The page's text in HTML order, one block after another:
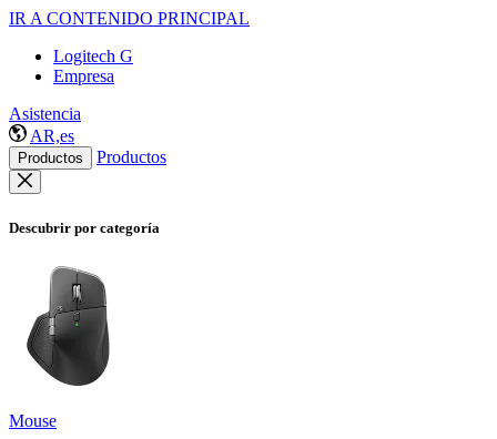
IR A CONTENIDO PRINCIPAL
Logitech G
Empresa
Asistencia
AR,es
Productos Productos
Descubrir por categoría
Mouse